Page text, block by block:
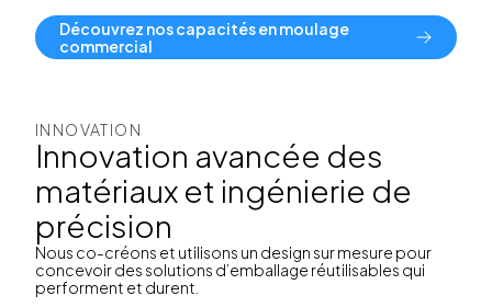
Découvrez nos capacités en moulage
commercial
INNOVATION
Innovation avancée des
matériaux et ingénierie de
précision
Nous co-créons et utilisons un design sur mesure pour
concevoir des solutions d’emballage réutilisables qui
performent et durent.